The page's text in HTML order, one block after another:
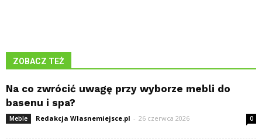
ZOBACZ TEŻ
Na co zwrócić uwagę przy wyborze mebli do
basenu i spa?
Meble Redakcja Wlasnemiejsce.pl - 26 czerwca 2026 0